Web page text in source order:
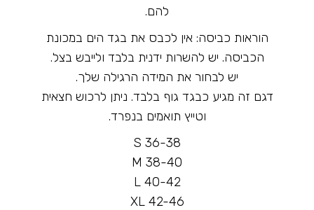
להם.
הוראות כביסה: אין לכבס את בגד הים במכונת
הכביסה. יש להשרות ידנית בלבד ולייבש בצל.
יש לבחור את המידה הרגילה שלך.
דגם זה מגיע כבגד גוף בלבד. ניתן לרכוש חצאית
וטייץ תואמים בנפרד.
S 36-38
M 38-40
L 40-42
XL 42-46